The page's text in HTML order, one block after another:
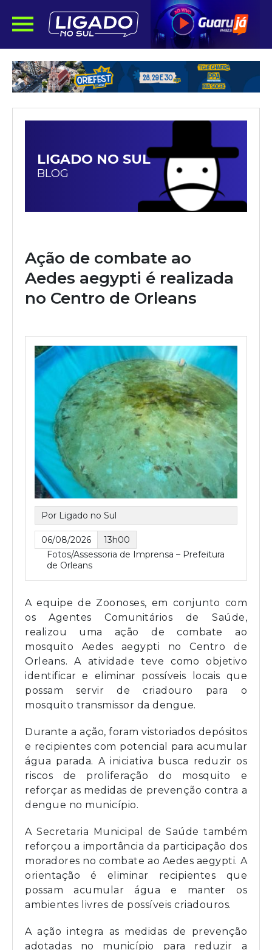
LIGADO NO SUL
BLOG
Ação de combate ao
Aedes aegypti é realizada
no Centro de Orleans
Por Ligado no Sul
06/08/2026
13h00
Fotos/Assessoria de Imprensa – Prefeitura
de Orleans
A equipe de Zoonoses, em conjunto com
os Agentes Comunitários de Saúde,
realizou uma ação de combate ao
mosquito Aedes aegypti no Centro de
Orleans. A atividade teve como objetivo
identificar e eliminar possíveis locais que
possam servir de criadouro para o
mosquito transmissor da dengue.
Durante a ação, foram vistoriados depósitos
e recipientes com potencial para acumular
água parada. A iniciativa busca reduzir os
riscos de proliferação do mosquito e
reforçar as medidas de prevenção contra a
dengue no município.
A Secretaria Municipal de Saúde também
reforçou a importância da participação dos
moradores no combate ao Aedes aegypti. A
orientação é eliminar recipientes que
possam acumular água e manter os
ambientes livres de possíveis criadouros.
A ação integra as medidas de prevenção
adotadas no município para reduzir a